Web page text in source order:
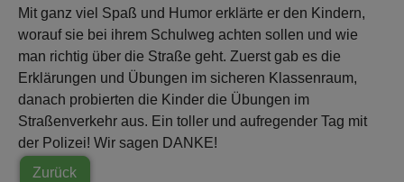
Mit ganz viel Spaß und Humor erklärte er den Kindern,
worauf sie bei ihrem Schulweg achten sollen und wie
man richtig über die Straße geht. Zuerst gab es die
Erklärungen und Übungen im sicheren Klassenraum,
danach probierten die Kinder die Übungen im
Straßenverkehr aus. Ein toller und aufregender Tag mit
der Polizei! Wir sagen DANKE!
Zurück